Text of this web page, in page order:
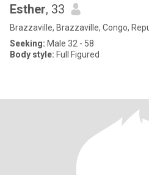
Esther, 33
Brazzaville, Brazzaville, Congo,
Seeking: Male 32 - 58
Body style: Full Figured